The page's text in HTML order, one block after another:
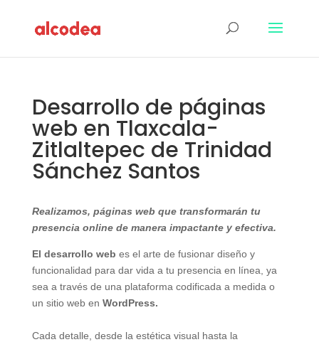
Desarrollo de páginas
web en Tlaxcala-
Zitlaltepec de Trinidad
Sánchez Santos
Realizamos, páginas web que transformarán tu
presencia online de manera impactante y efectiva.
El desarrollo web es el arte de fusionar diseño y
funcionalidad para dar vida a tu presencia en línea, ya
sea a través de una plataforma codificada a medida o
un sitio web en WordPress.
Cada detalle, desde la estética visual hasta la